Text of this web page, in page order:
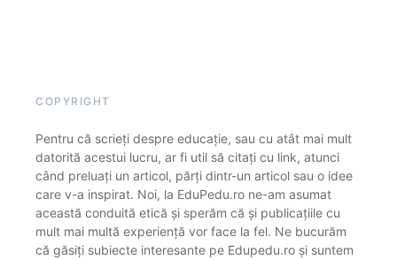
COPYRIGHT
Pentru că scrieți despre educație, sau cu atât mai mult
datorită acestui lucru, ar fi util să citați cu link, atunci
când preluați un articol, părți dintr-un articol sau o idee
care v-a inspirat. Noi, la EduPedu.ro ne-am asumat
această conduită etică și sperăm că și publicațiile cu
mult mai multă experiență vor face la fel. Ne bucurăm
că găsiți subiecte interesante pe Edupedu.ro și suntem